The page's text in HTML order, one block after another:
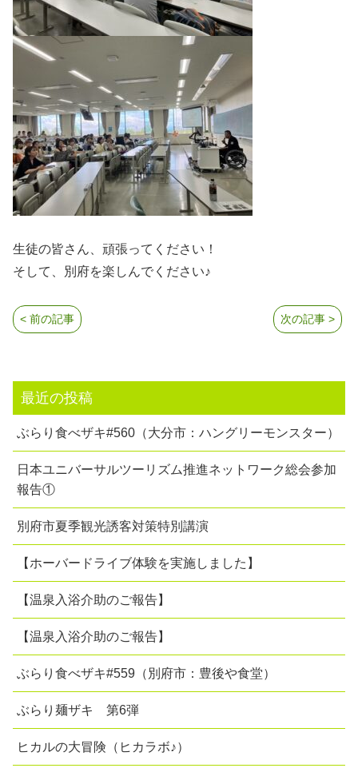
生徒の皆さん、頑張ってください！
そして、別府を楽しんでください♪
次の記事 >
< 前の記事
最近の投稿
ぶらり食べザキ#560（大分市：ハングリーモンスター）
日本ユニバーサルツーリズム推進ネットワーク総会参加
報告①
別府市夏季観光誘客対策特別講演
【ホーバードライブ体験を実施しました】
【温泉入浴介助のご報告】
【温泉入浴介助のご報告】
ぶらり食べザキ#559（別府市：豊後や食堂）
ぶらり麺ザキ 第6弾
ヒカルの大冒険（ヒカラボ♪）